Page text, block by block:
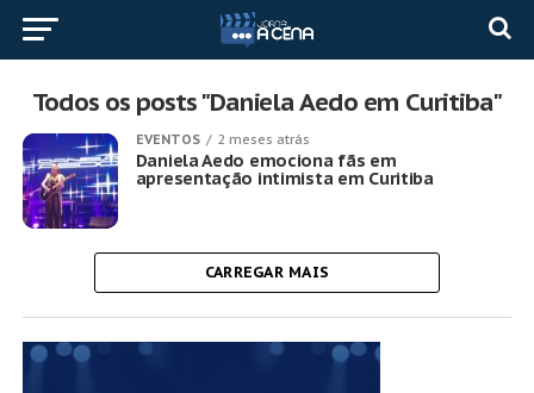
Todos os posts "Daniela Aedo em Curitiba"
EVENTOS 2 meses atrás
Daniela Aedo emociona fãs em
apresentação intimista em Curitiba
CARREGAR MAIS